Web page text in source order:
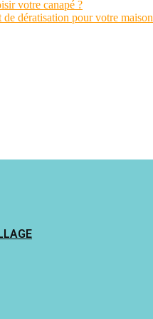
votre canapé ?
dératisation pour votre